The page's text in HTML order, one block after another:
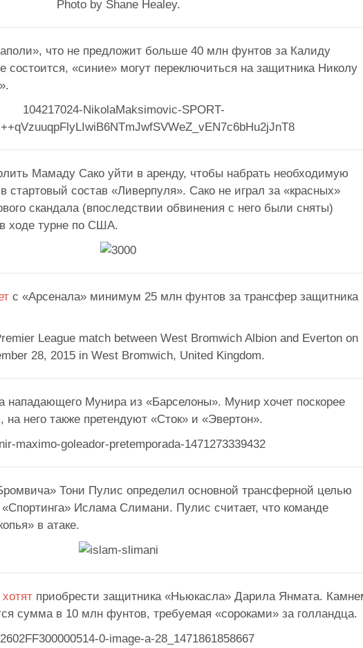
что не предложит больше 40 млн фунтов за Калиду
состоится, «синие» могут переключиться на защитника Николу
Мамаду Сако уйти в аренду, чтобы набрать необходимую
состав «Ливерпуля». Сако не играл за «красных»
скандала (впоследствии обвинения с него были сняты)
ходе турне по США.
с «Арсенала» минимум 25 млн фунтов за трансфер защитника
нападающего Мунира из «Барселоны». Мунир хочет поскорее
него также претендуют «Сток» и «Эвертон».
Тони Пулис определил основной трансферной целью
Ислама Слимани. Пулис считает, что команде
в атаке.
хотят приобрести защитника «Ньюкасла» Дарила Янмата.
сумма в 10 млн фунтов, требуемая «сороками» за голландца.